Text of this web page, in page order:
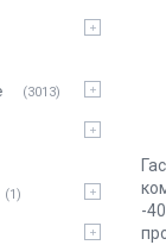
-
3013
1